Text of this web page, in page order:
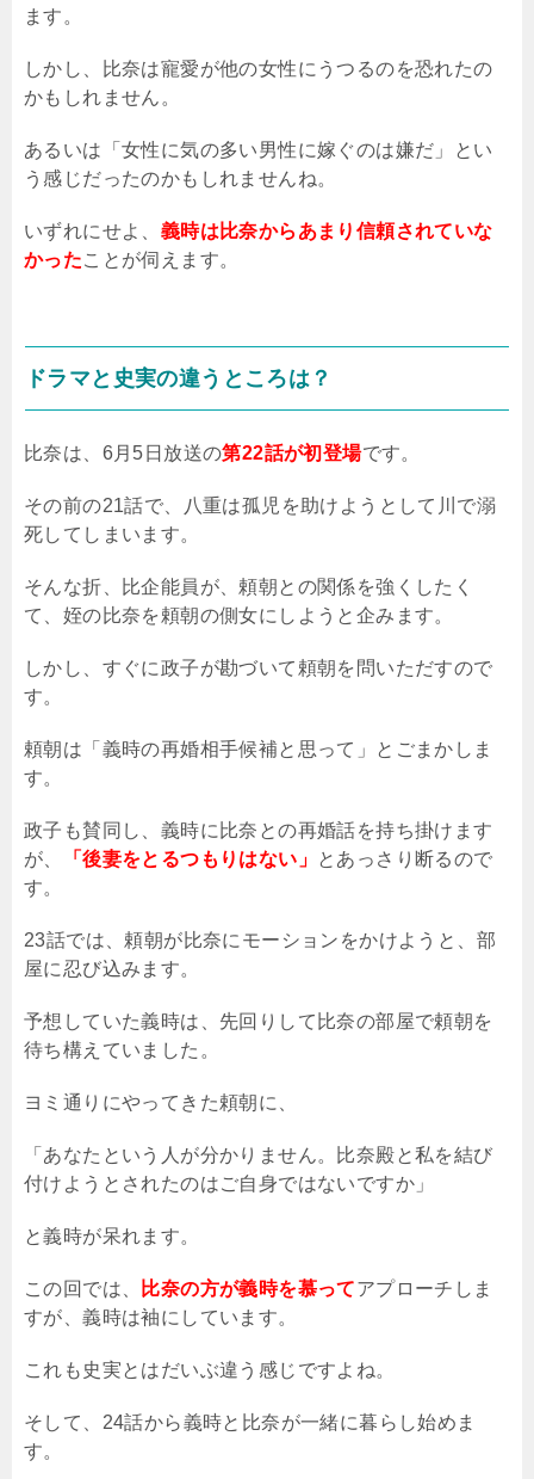
ます。
しかし、比奈は寵愛が他の女性にうつるのを恐れたの
かもしれません。
あるいは「女性に気の多い男性に嫁ぐのは嫌だ」とい
う感じだったのかもしれませんね。
いずれにせよ、 義時は比奈からあまり信頼されていな
かったことが伺えます。
ドラマと史実の違うところは？
比奈は、6月5日放送の第22話が初登場です。
その前の21話で、八重は孤児を助けようとして川で溺
死してしまいます。
そんな折、比企能員が、頼朝との関係を強くしたく
て、姪の比奈を頼朝の側女にしようと企みます。
しかし、すぐに政子が勘づいて頼朝を問いただすので
す。
頼朝は「義時の再婚相手候補と思って」とごまかしま
す。
政子も賛同し、義時に比奈との再婚話を持ち掛けます
が、
「後妻をとるつもりはない」 とあっさり断るので
す。
23話では、頼朝が比奈にモーションをかけようと、部
屋に忍び込みます。
予想していた義時は、先回りして比奈の部屋で頼朝を
待ち構えていました。
ヨミ通りにやってきた頼朝に、
「あなたという人が分かりません。比奈殿と私を結び
付けようとされたのはご自身ではないですか」
と義時が呆れます。
この回では、 比奈の方が義時を慕ってアプローチしま
すが、義時は袖にしています。
これも史実とはだいぶ違う感じですよね。
そして、24話から義時と比奈が一緒に暮らし始めま
す。